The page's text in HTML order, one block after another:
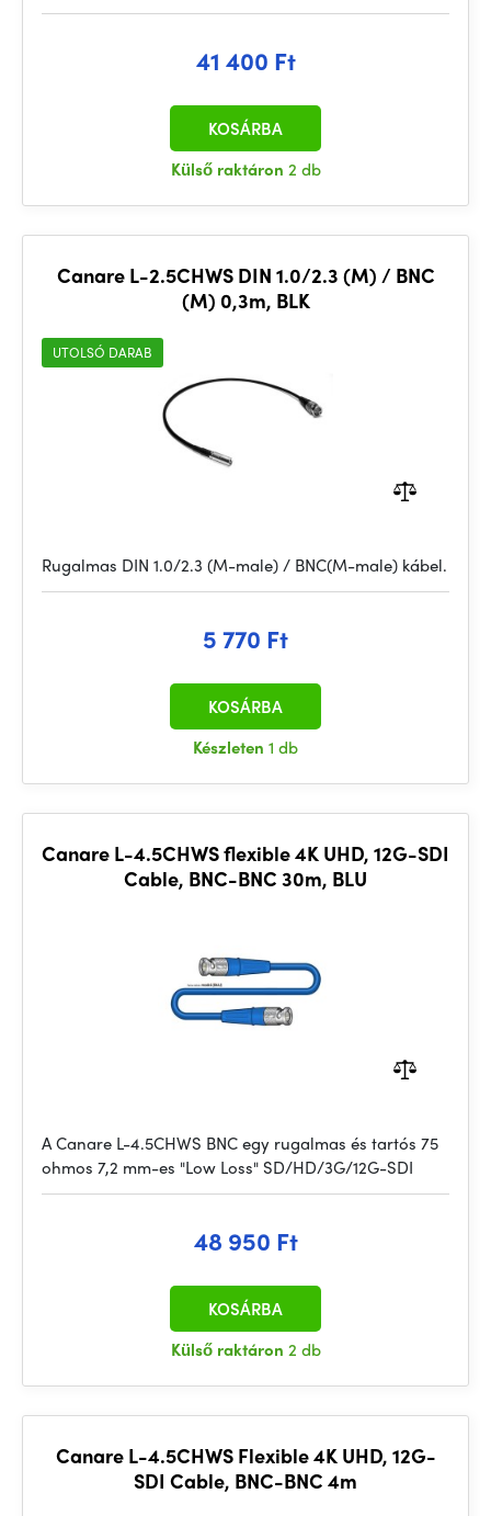
41 400 Ft
Külső raktáron 2 db
KOSÁRBA
Canare L-2.5CHWS DIN 1.0/2.3 (M) / BNC
(M) 0,3m, BLK
UTOLSÓ DARAB
Rugalmas DIN 1.0/2.3 (M-male) / BNC(M-male) kábel.
5 770 Ft
Készleten 1 db
KOSÁRBA
Canare L-4.5CHWS flexible 4K UHD, 12G-SDI
Cable, BNC-BNC 30m, BLU
A Canare L-4.5CHWS BNC egy rugalmas és tartós 75
ohmos 7,2 mm-es "Low Loss" SD/HD/3G/12G-SDI
48 950 Ft
Külső raktáron 2 db
KOSÁRBA
Canare L-4.5CHWS Flexible 4K UHD, 12G-
SDI Cable, BNC-BNC 4m